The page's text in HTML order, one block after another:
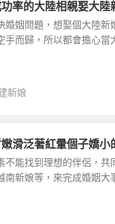
率的大陸相親娶大陸
姻問題，想娶個大陸新
而歸，所以都會擔心當
新娘
滑泛著紅暈個子嬌小
能找到理想的伴侶，共
新娘等，來完成婚姻大